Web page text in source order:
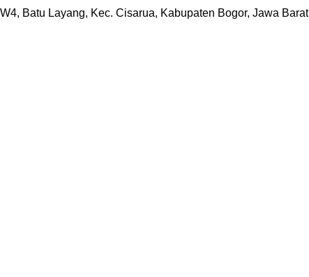
Batu Layang, Kec. Cisarua, Kabupaten Bogor, Jawa Barat